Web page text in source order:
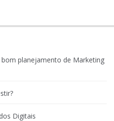
planejamento de Marketing
Digitais